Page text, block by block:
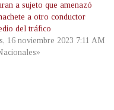
a sujeto que amenazó
a otro conductor
del tráfico
16 noviembre 2023 7:11 AM